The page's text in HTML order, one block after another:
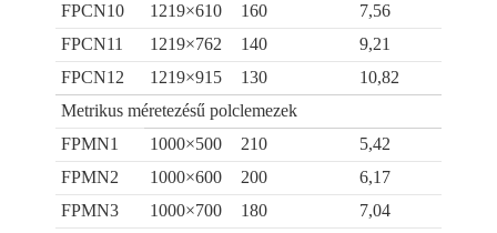
FPCN10
1219×610 160
7,56
FPCN11
1219×762 140
9,21
FPCN12
1219×915 130
10,82
Metrikus méretezésű polclemezek
FPMN1
1000×500 210
5,42
FPMN2
1000×600 200
6,17
FPMN3
1000×700 180
7,04